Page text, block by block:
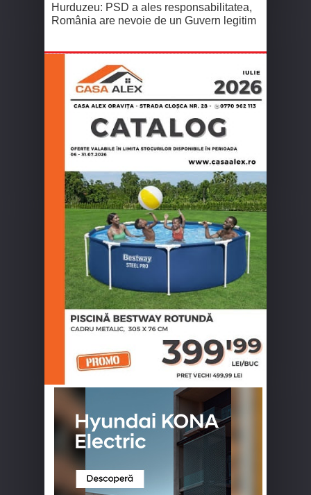
Hurduzeu: PSD a ales responsabilitatea,
România are nevoie de un Guvern legitim